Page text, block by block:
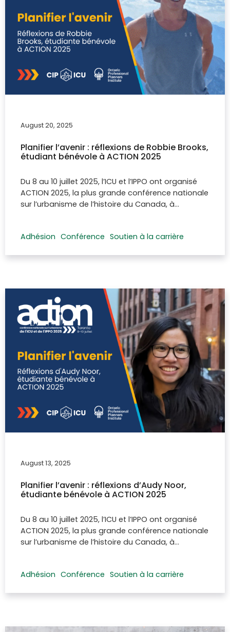
August 20, 2025
Planifier l’avenir : réflexions de Robbie Brooks,
étudiant bénévole à ACTION 2025
Du 8 au 10 juillet 2025, l’ICU et l’IPPO ont organisé
ACTION 2025, la plus grande conférence nationale
sur l’urbanisme de l’histoire du Canada, à…
Adhésion Conférence Soutien à la carrière
August 13, 2025
Planifier l’avenir : réflexions d’Audy Noor,
étudiante bénévole à ACTION 2025
Du 8 au 10 juillet 2025, l’ICU et l’IPPO ont organisé
ACTION 2025, la plus grande conférence nationale
sur l’urbanisme de l’histoire du Canada, à…
Adhésion Conférence Soutien à la carrière